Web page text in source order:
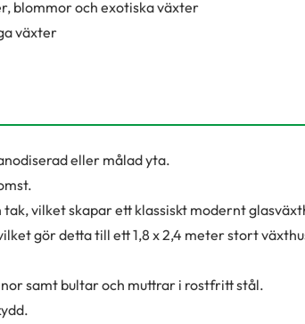
blommor och exotiska växter
växter
eller målad yta.
vilket skapar ett klassiskt modernt
gör detta till ett 1,8 x 2,4 meter stort
samt bultar och muttrar i rostfritt stål.